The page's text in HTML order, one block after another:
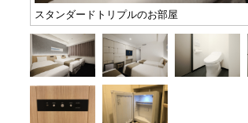
スタンダードトリプルのお部屋